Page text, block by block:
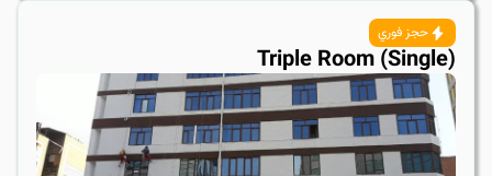
حجز فوري
Triple Room (Single)